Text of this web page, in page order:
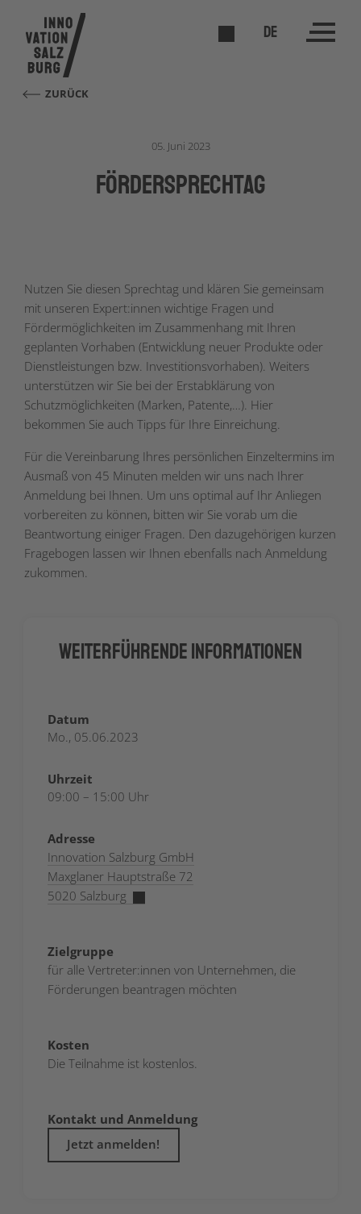
DE
ZURÜCK
05. Juni 2023
förderSPRECHTAG
Nutzen Sie diesen Sprechtag und klären Sie gemeinsam
mit unseren Expert:innen wichtige Fragen und
Fördermöglichkeiten im Zusammenhang mit Ihren
geplanten Vorhaben (Entwicklung neuer Produkte oder
Dienstleistungen bzw. Investitionsvorhaben). Weiters
unterstützen wir Sie bei der Erstabklärung von
Schutzmöglichkeiten (Marken, Patente,…). Hier
bekommen Sie auch Tipps für Ihre Einreichung.
Für die Vereinbarung Ihres persönlichen Einzeltermins im
Ausmaß von 45 Minuten melden wir uns nach Ihrer
Anmeldung bei Ihnen. Um uns optimal auf Ihr Anliegen
vorbereiten zu können, bitten wir Sie vorab um die
Beantwortung einiger Fragen. Den dazugehörigen kurzen
Fragebogen lassen wir Ihnen ebenfalls nach Anmeldung
zukommen.
Weiterführende Informationen
Datum
Mo., 05.06.2023
Uhrzeit
09:00 – 15:00 Uhr
Adresse
Innovation Salzburg GmbH
Maxglaner Hauptstraße 72
5020 Salzburg
Zielgruppe
für alle Vertreter:innen von Unternehmen, die
Förderungen beantragen möchten
Kosten
Die Teilnahme ist kostenlos.
Kontakt und Anmeldung
Jetzt anmelden!